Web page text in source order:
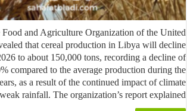
Food and Agriculture Organization of the
revealed that cereal production in Libya will
2026 to about 150,000 tons, recording a
20% compared to the average production
years, as a result of the continued impact of
and weak rainfall. The organization’s report